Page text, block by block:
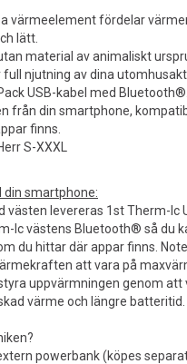
värmeelement fördelar
lätt.
material av animaliskt
full njutning av dina
USB-kabel med Bluetooth®.
från din smartphone,
finns.
S-XXXL
smartphone:
västen levereras 1st Therm-Ic
Ic västens Bluetooth® så du
du hittar där appar finns.
att vara på
uppvärmningen genom att
värme och längre batteritid.
powerbank (köpes